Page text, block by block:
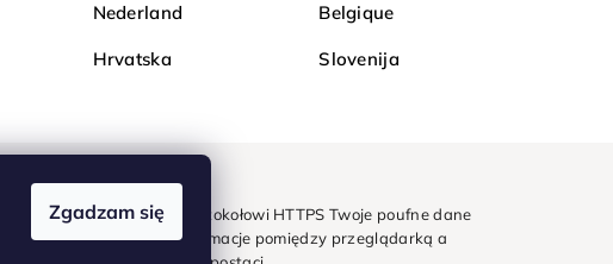
Zgadzam się
Nederland Belgique
Hrvatska Slovenija
w Diamondi. Dzięki protokołowi HTTPS Twoje poufne dane
bezpieczne - wszystkie informacje pomiędzy przeglądarką a